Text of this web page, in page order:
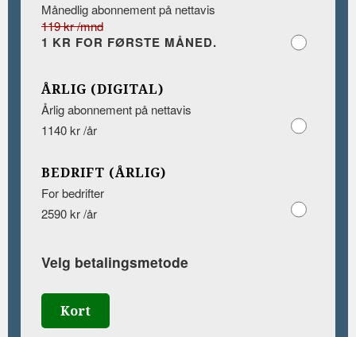
Månedlig abonnement på nettavis
119 kr /mnd
1 KR FOR FØRSTE MÅNED.
ÅRLIG (DIGITAL)
Årlig abonnement på nettavis
1140 kr /år
BEDRIFT (ÅRLIG)
For bedrifter
2590 kr /år
Velg betalingsmetode
Kort